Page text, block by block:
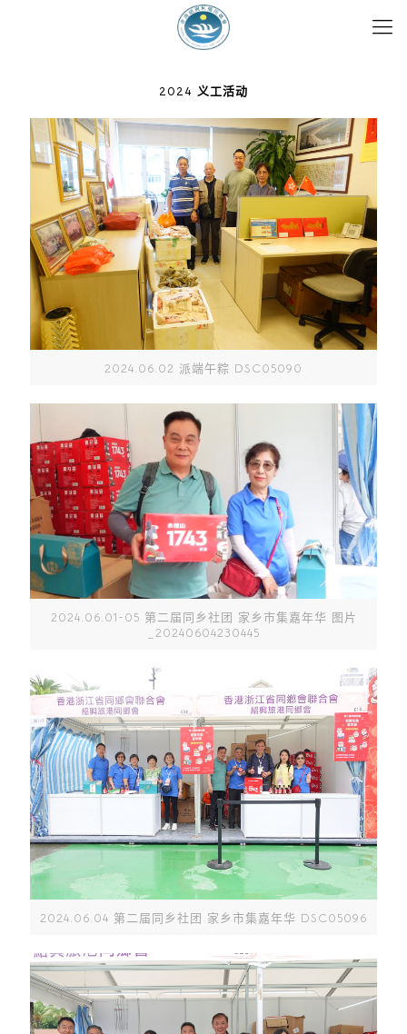
2024 义工活动
2024.06.02 派端午粽 DSC05090
2024.06.01-05 第二届同乡社团 家乡市集嘉年华 图片
_20240604230445
2024.06.04 第二届同乡社团 家乡市集嘉年华 DSC05096